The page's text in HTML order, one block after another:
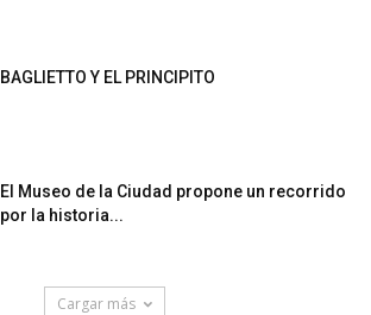
BAGLIETTO Y EL PRINCIPITO
El Museo de la Ciudad propone un recorrido
por la historia...
Cargar más